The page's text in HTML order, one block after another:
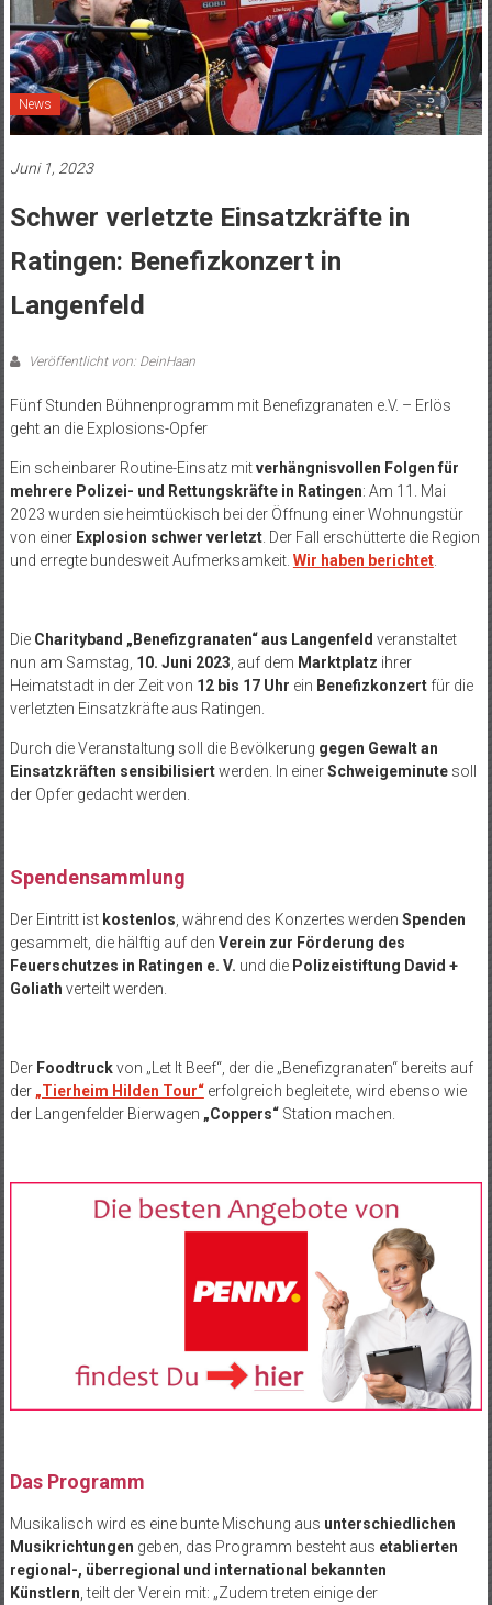
News
Juni 1, 2023
Schwer verletzte Einsatzkräfte in
Ratingen: Benefizkonzert in
Langenfeld
Veröffentlicht von: DeinHaan
Fünf Stunden Bühnenprogramm mit Benefizgranaten e.V. – Erlös
geht an die Explosions-Opfer
Ein scheinbarer Routine-Einsatz mitverhängnisvollen Folgen für
mehrere Polizei- und Rettungskräfte in Ratingen: Am 11. Mai
2023 wurden sie heimtückisch bei der Öffnung einer Wohnungstür
von einer Explosion schwer verletzt. Der Fall erschütterte die Region
und erregte bundesweit Aufmerksamkeit. Wir haben berichtet.
Die Charityband „Benefizgranaten“ aus Langenfeld veranstaltet
nun am Samstag, 10. Juni 2023 , auf dem Marktplatz ihrer
Heimatstadt in der Zeit von 12 bis 17 Uhr ein Benefizkonzertfür die
verletzten Einsatzkräfte aus Ratingen.
Durch die Veranstaltung soll die Bevölkerung gegen Gewalt an
Einsatzkräften sensibilisiertwerden. In einerSchweigeminutesoll
der Opfer gedacht werden.
Spendensammlung
Der Eintritt ist kostenlos , während des Konzertes werden Spenden
gesammelt, die hälftig auf den Verein zur Förderung des
Feuerschutzes in Ratingen e. V. und die Polizeistiftung David +
Goliath verteilt werden.
Der Foodtruckvon „Let It Beef“, der die „Benefizgranaten“ bereits auf
der „Tierheim Hilden Tour“erfolgreich begleitete, wird ebenso wie
der Langenfelder Bierwagen „Coppers“Station machen.
Das Programm
Musikalisch wird es eine bunte Mischung aus unterschiedlichen
Musikrichtungen geben, das Programm besteht aus etablierten
regional-, überregional und international bekannten
Künstlern , teilt der Verein mit: „Zudem treten einige der